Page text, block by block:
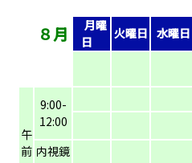
８月
月曜
日
火曜日 水曜日
午
前
9:00-
12:00
内視鏡